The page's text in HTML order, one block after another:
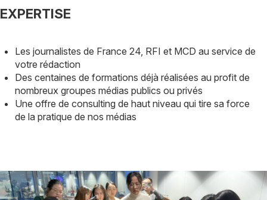
TITRE
EXPERTISE
Les journalistes de France 24, RFI et MCD au service de
votre rédaction
Des centaines de formations déjà réalisées au profit de
nombreux groupes médias publics ou privés
Une offre de consulting de haut niveau qui tire sa force
de la pratique de nos médias
Image